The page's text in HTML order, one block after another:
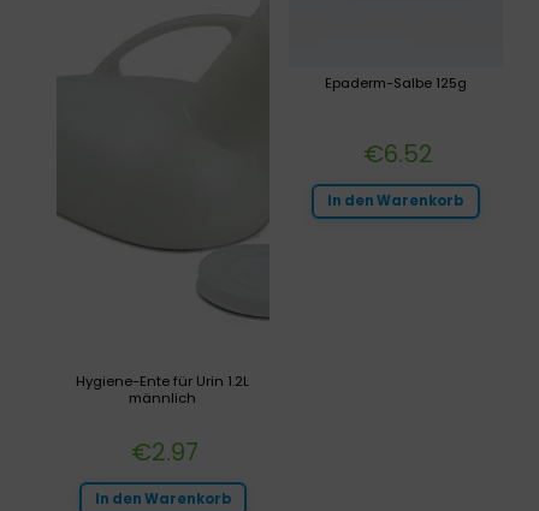
Epaderm-Salbe 125g
€6.52
In den Warenkorb
Hygiene-Ente für Urin 1.2L
männlich
€2.97
In den Warenkorb